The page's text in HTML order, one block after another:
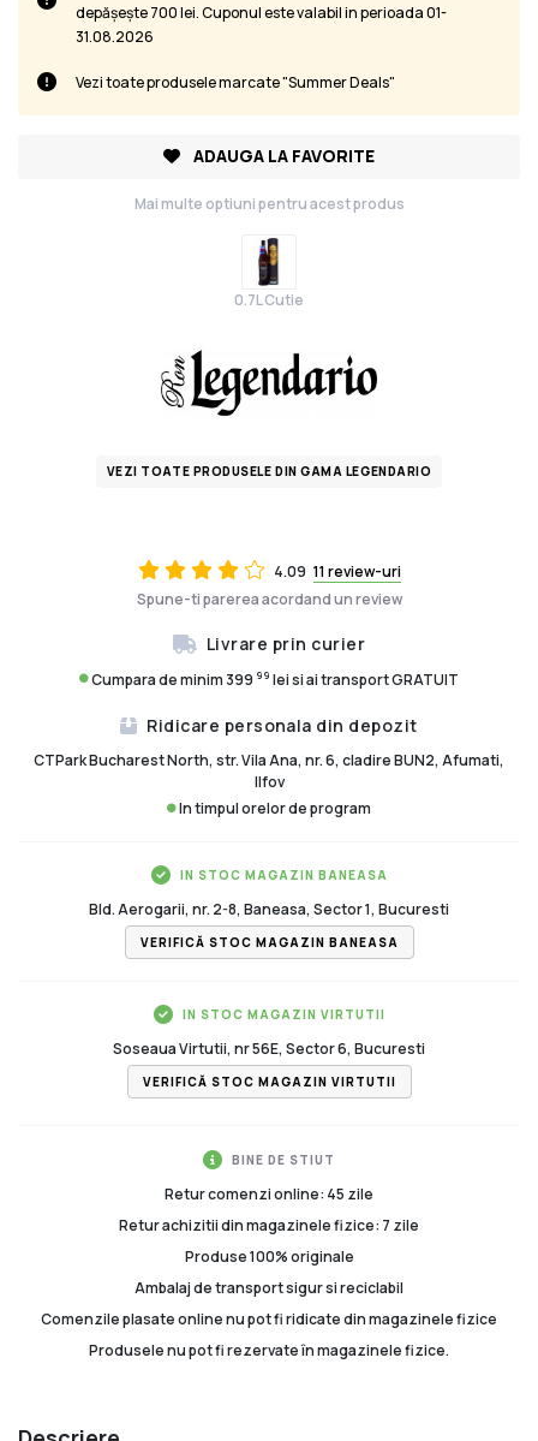
4.09 11 review-uri
Spune-ti parerea acordand un review
Livrare prin curier
Cumpara de minim 399 99 lei si ai transport GRATUIT
Ridicare personala din depozit
CTPark Bucharest North, str. Vila Ana, nr. 6, cladire BUN2, Afumati,
Ilfov
In timpul orelor de program
IN STOC MAGAZIN BANEASA
Bld. Aerogarii, nr. 2-8, Baneasa, Sector 1, Bucuresti
VERIFICĂ STOC MAGAZIN BANEASA
IN STOC MAGAZIN VIRTUTII
Soseaua Virtutii, nr 56E, Sector 6, Bucuresti
VERIFICĂ STOC MAGAZIN VIRTUTII
BINE DE STIUT
Retur comenzi online: 45 zile
Retur achizitii din magazinele fizice: 7 zile
Produse 100% originale
Ambalaj de transport sigur si reciclabil
Comenzile plasate online nu pot fi ridicate din magazinele fizice
Produsele nu pot fi rezervate în magazinele fizice.
depășește 700 lei. Cuponul este valabil in perioada 01-
31.08.2026
Vezi toate produsele marcate "Summer Deals"
ADAUGA LA FAVORITE
Mai multe optiuni pentru acest produs
0.7L Cutie
VEZI TOATE PRODUSELE DIN GAMA LEGENDARIO